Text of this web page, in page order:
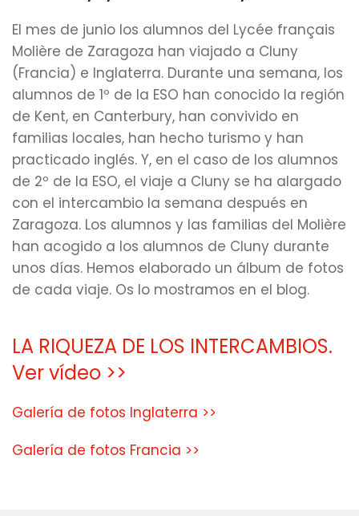
El mes de junio los alumnos del Lycée français
Molière de Zaragoza han viajado a Cluny
(Francia) e Inglaterra. Durante una semana, los
alumnos de 1º de la ESO han conocido la región
de Kent, en Canterbury, han convivido en
familias locales, han hecho turismo y han
practicado inglés. Y, en el caso de los alumnos
de 2º de la ESO, el viaje a Cluny se ha alargado
con el intercambio la semana después en
Zaragoza. Los alumnos y las familias del Molière
han acogido a los alumnos de Cluny durante
unos días. Hemos elaborado un álbum de fotos
de cada viaje. Os lo mostramos en el blog.
LA RIQUEZA DE LOS INTERCAMBIOS.
Ver vídeo >>
Galería de fotos Inglaterra >>
Galería de fotos Francia >>